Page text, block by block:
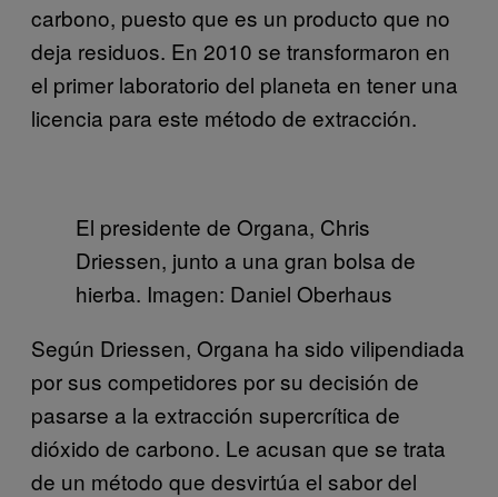
carbono, puesto que es un producto que no
deja residuos. En 2010 se transformaron en
el primer laboratorio del planeta en tener una
licencia para este método de extracción.
El presidente de Organa, Chris
Driessen, junto a una gran bolsa de
hierba. Imagen: Daniel Oberhaus
Según Driessen, Organa ha sido vilipendiada
por sus competidores por su decisión de
pasarse a la extracción supercrítica de
dióxido de carbono. Le acusan que se trata
de un método que desvirtúa el sabor del